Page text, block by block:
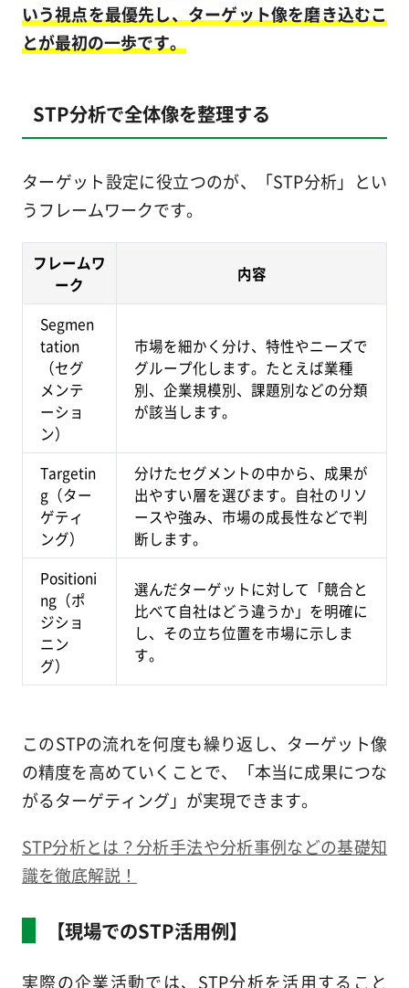
いう視点を最優先し、ターゲット像を磨き込むこ
とが最初の一歩です。
STP分析で全体像を整理する
ターゲット設定に役立つのが、「STP分析」とい
うフレームワークです。
フレームワ
ーク
内容
Segmen
tation
（セグ
メンテ
ーショ
ン）
市場を細かく分け、特性やニーズで
グループ化します。たとえば業種
別、企業規模別、課題別などの分類
が該当します。
Targetin
g（ター
ゲティ
ング）
分けたセグメントの中から、成果が
出やすい層を選びます。自社のリソ
ースや強み、市場の成長性などで判
断します。
Positioni
ng（ポ
ジショ
ニン
グ）
選んだターゲットに対して「競合と
比べて自社はどう違うか」を明確に
し、その立ち位置を市場に示しま
す。
このSTPの流れを何度も繰り返し、ターゲット像
の精度を高めていくことで、「本当に成果につな
がるターゲティング」が実現できます。
STP分析とは？分析手法や分析事例などの基礎知
識を徹底解説！
【現場でのSTP活用例】
実際の企業活動では、STP分析を活用すること